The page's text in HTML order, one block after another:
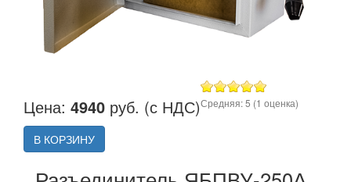
Цена: 4940 руб. (с НДС)
В КОРЗИНУ
Средняя:5 (1 оценка)